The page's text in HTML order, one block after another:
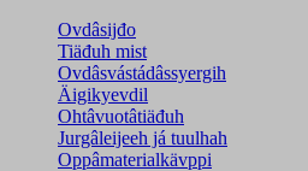
Ovdâsijđo
Tiäđuh mist
Ovdâsvástádâssyergih
Äigikyevdil
Ohtâvuotâtiäđuh
Jurgâleijeeh já tuulhah
Oppâmaterialkävppi